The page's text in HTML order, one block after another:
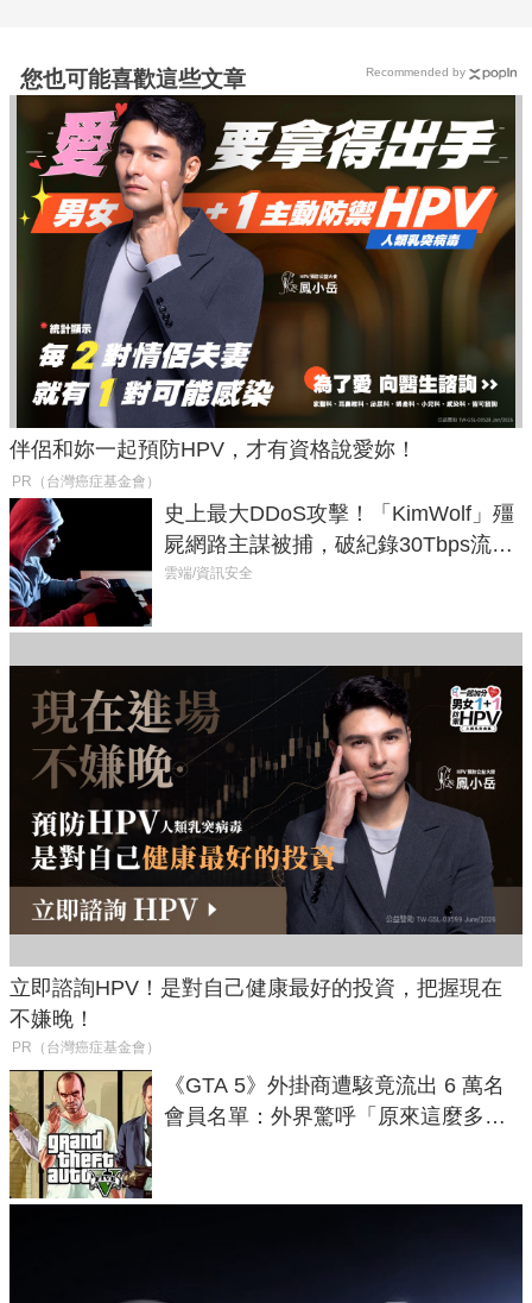
您也可能喜歡這些文章
伴侶和妳一起預防HPV，才有資格說愛妳！
PR（台灣癌症基金會）
史上最大DDoS攻擊！「KimWolf」殭
屍網路主謀被捕，破紀錄30Tbps流量
癱瘓全球！
雲端/資訊安全
立即諮詢HPV！是對自己健康最好的投資，把握現在
不嫌晚！
PR（台灣癌症基金會）
《GTA 5》外掛商遭駭竟流出 6 萬名
會員名單：外界驚呼「原來這麼多人
Recommended by